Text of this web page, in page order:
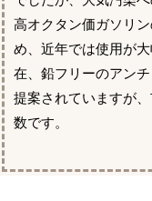
高オクタン価ガソリ
め、近年では使用が
在、鉛フリーのアン
提案されていますが
数です。